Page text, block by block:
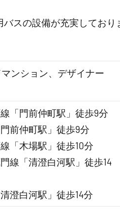
スの設備が充実しており
ンション、デザイナー
「門前仲町駅」徒歩9分
前仲町駅」徒歩9分
「木場駅」徒歩10分
線「清澄白河駅」徒歩14
澄白河駅」徒歩14分